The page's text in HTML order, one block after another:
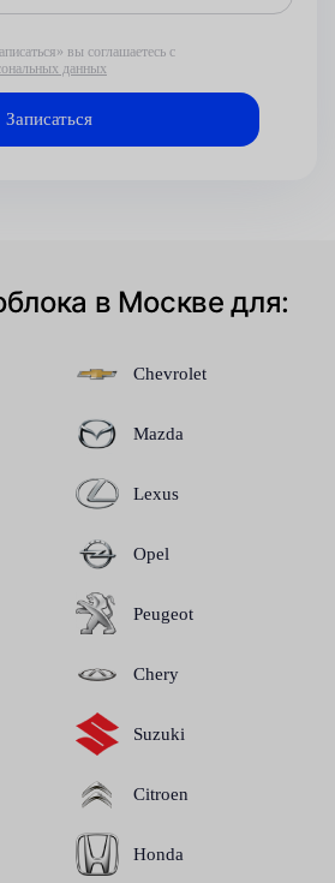
вы соглашаетесь с
данных
в Москве для:
Chevrolet
Mazda
Lexus
Opel
Peugeot
Chery
Suzuki
Citroen
Honda